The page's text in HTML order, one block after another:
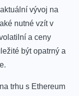
vývoj na
nutné vzít v
a ceny
být opatrný a
trhu s Ethereum